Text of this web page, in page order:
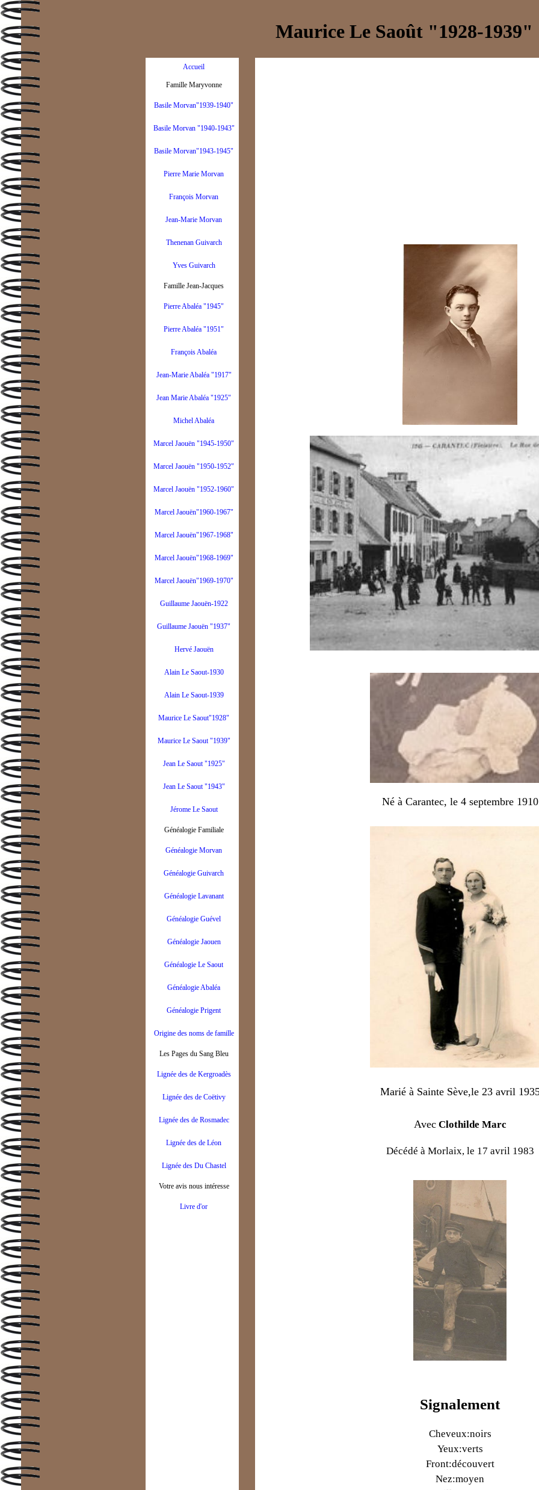
Maurice Le Saoût "1928-1939"
Accueil
Famille Maryvonne
Basile Morvan"1939-1940"
Basile Morvan "1940-1943"
Basile Morvan"1943-1945"
Pierre Marie Morvan
François Morvan
Jean-Marie Morvan
Thenenan Guivarch
Yves Guivarch
Famille Jean-Jacques
Pierre Abaléa "1945"
Pierre Abaléa "1951"
François Abaléa
Jean-Marie Abaléa "1917"
Jean Marie Abaléa "1925"
Michel Abaléa
Marcel Jaouën "1945-1950"
Marcel Jaouën "1950-1952"
Marcel Jaouën "1952-1960"
Marcel Jaouën"1960-1967"
Marcel Jaouën"1967-1968"
Marcel Jaouën"1968-1969"
Marcel Jaouën"1969-1970"
Guillaume Jaouën-1922
Guillaume Jaouën "1937"
Hervé Jaouën
Alain Le Saout-1930
Alain Le Saout-1939
Maurice Le Saout"1928"
Maurice Le Saout "1939"
Jean Le Saout "1925"
Jean Le Saout "1943"
Jérome Le Saout
Généalogie Familiale
Généalogie Morvan
Généalogie Guivarch
Généalogie Lavanant
Généalogie Guével
Généalogie Jaouen
Généalogie Le Saout
Généalogie Abaléa
Généalogie Prigent
Origine des noms de famille
Les Pages du Sang Bleu
Lignée des de Kergroadès
Lignée des de Coëtivy
Lignée des de Rosmadec
Lignée des de Léon
Lignée des Du Chastel
Votre avis nous intéresse
Livre d'or
Né à Carantec, le 4 septembre 1910
Marié à Sainte Sève,le 23 avril
AvecClothilde Marc
Décédé à Morlaix, le 17 avril 1983
Signalement
Cheveux:noirs
Yeux:verts
Front:découvert
Nez:moyen